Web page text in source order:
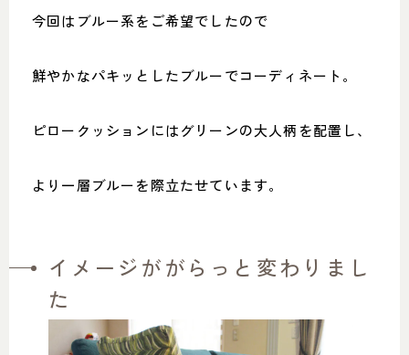
今回はブルー系をご希望でしたので
鮮やかなパキッとしたブルーでコーディネート。
ピロークッションにはグリーンの大人柄を配置し、
より一層ブルーを際立たせています。
イメージががらっと変わりまし
た